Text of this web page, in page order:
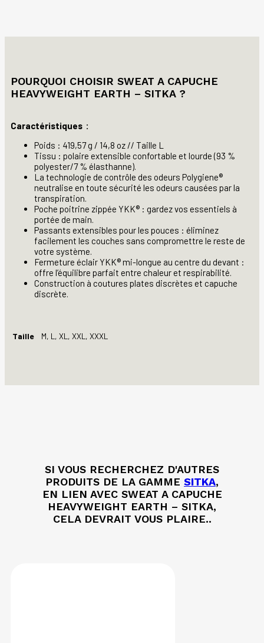
POURQUOI CHOISIR SWEAT A CAPUCHE
HEAVYWEIGHT EARTH – SITKA ?
Caractéristiques :
Poids : 419,57 g / 14,8 oz // Taille L
Tissu : polaire extensible confortable et lourde (93 %
polyester/7 % élasthanne).
La technologie de contrôle des odeurs Polygiene®
neutralise en toute sécurité les odeurs causées par la
transpiration.
Poche poitrine zippée YKK® : gardez vos essentiels à
portée de main.
Passants extensibles pour les pouces : éliminez
facilement les couches sans compromettre le reste de
votre système.
Fermeture éclair YKK® mi-longue au centre du devant :
offre l’équilibre parfait entre chaleur et respirabilité.
Construction à coutures plates discrètes et capuche
discrète.
Taille M, L, XL, XXL, XXXL
SI VOUS RECHERCHEZ D'AUTRES
PRODUITS DE LA GAMME SITKA,
EN LIEN AVEC SWEAT A CAPUCHE
HEAVYWEIGHT EARTH – SITKA,
CELA DEVRAIT VOUS PLAIRE..